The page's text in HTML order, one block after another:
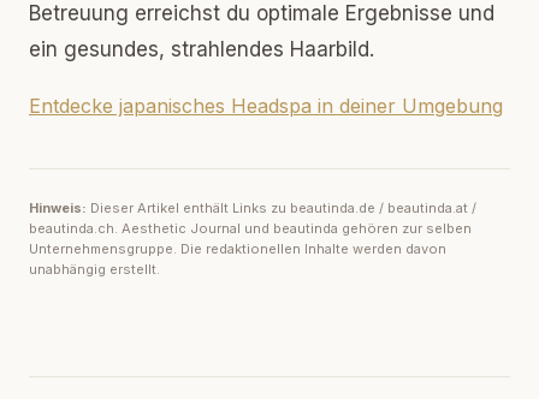
Betreuung erreichst du optimale Ergebnisse und
ein gesundes, strahlendes Haarbild.
Entdecke japanisches Headspa in deiner Umgebung
Hinweis: Dieser Artikel enthält Links zu beautinda.de / beautinda.at /
beautinda.ch. Aesthetic Journal und beautinda gehören zur selben
Unternehmensgruppe. Die redaktionellen Inhalte werden davon
unabhängig erstellt.